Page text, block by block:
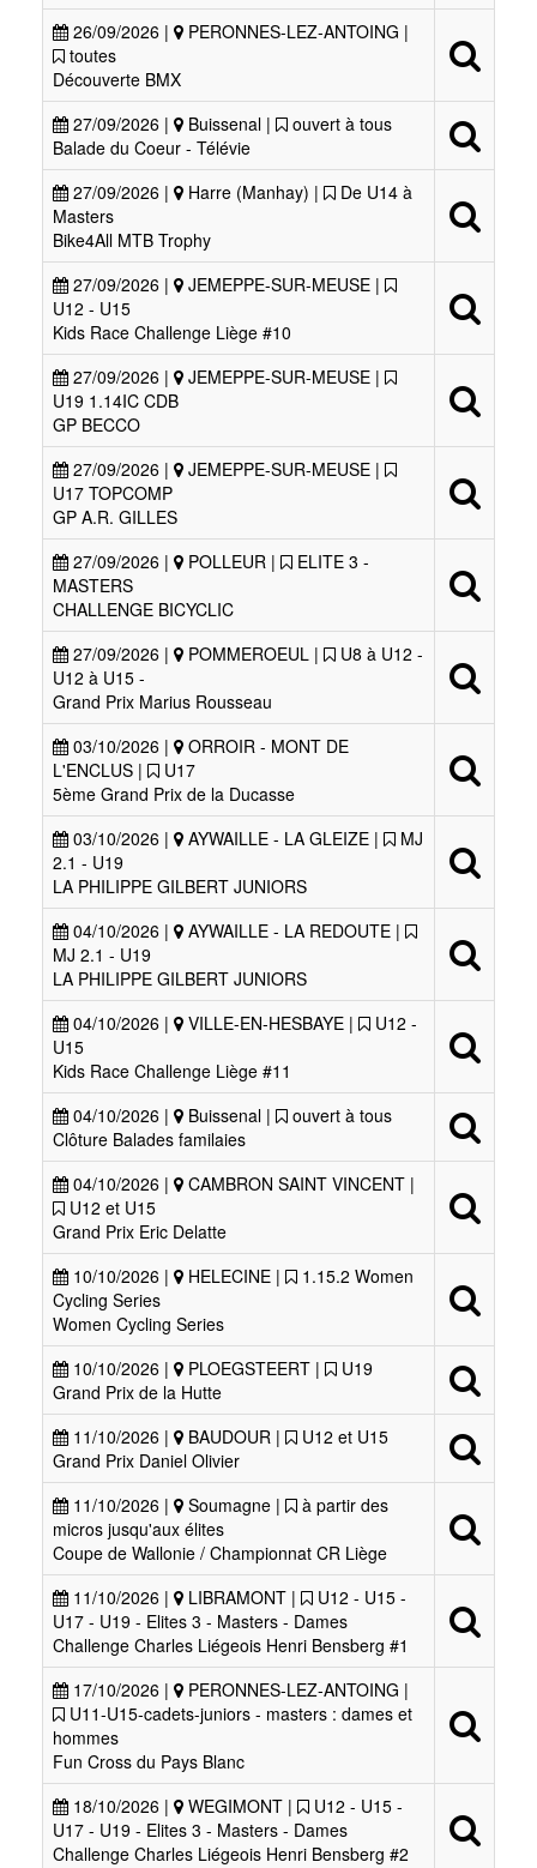
26/09/2026 |
PERONNES-LEZ-ANTOING |
toutes
Découverte BMX
27/09/2026 |
Buissenal |
ouvert à tous
Balade du Coeur - Télévie
27/09/2026 |
Harre (Manhay) |
De U14 à
Masters
Bike4All MTB Trophy
27/09/2026 |
JEMEPPE-SUR-MEUSE |
U12 - U15
Kids Race Challenge Liège #10
27/09/2026 |
JEMEPPE-SUR-MEUSE |
U19 1.14IC CDB
GP BECCO
27/09/2026 |
JEMEPPE-SUR-MEUSE |
U17 TOPCOMP
GP A.R. GILLES
27/09/2026 |
POLLEUR |
ELITE 3 -
MASTERS
CHALLENGE BICYCLIC
27/09/2026 |
POMMEROEUL |
U8 à U12 -
U12 à U15 -
Grand Prix Marius Rousseau
03/10/2026 |
ORROIR - MONT DE
L'ENCLUS |
U17
5ème Grand Prix de la Ducasse
03/10/2026 |
AYWAILLE - LA GLEIZE |
MJ
2.1 - U19
LA PHILIPPE GILBERT JUNIORS
04/10/2026 |
AYWAILLE - LA REDOUTE |
MJ 2.1 - U19
LA PHILIPPE GILBERT JUNIORS
04/10/2026 |
VILLE-EN-HESBAYE |
U12 -
U15
Kids Race Challenge Liège #11
04/10/2026 |
Buissenal |
ouvert à tous
Clôture Balades familaies
04/10/2026 |
CAMBRON SAINT VINCENT |
U12 et U15
Grand Prix Eric Delatte
10/10/2026 |
HELECINE |
1.15.2 Women
Cycling Series
Women Cycling Series
10/10/2026 |
PLOEGSTEERT |
U19
Grand Prix de la Hutte
11/10/2026 |
BAUDOUR |
U12 et U15
Grand Prix Daniel Olivier
11/10/2026 |
Soumagne |
à partir des
micros jusqu'aux élites
Coupe de Wallonie / Championnat CR Liège
11/10/2026 |
LIBRAMONT |
U12 - U15 -
U17 - U19 - Elites 3 - Masters - Dames
Challenge Charles Liégeois Henri Bensberg #1
17/10/2026 |
PERONNES-LEZ-ANTOING |
U11-U15-cadets-juniors - masters : dames et
hommes
Fun Cross du Pays Blanc
18/10/2026 |
WEGIMONT |
U12 - U15 -
U17 - U19 - Elites 3 - Masters - Dames
Challenge Charles Liégeois Henri Bensberg #2